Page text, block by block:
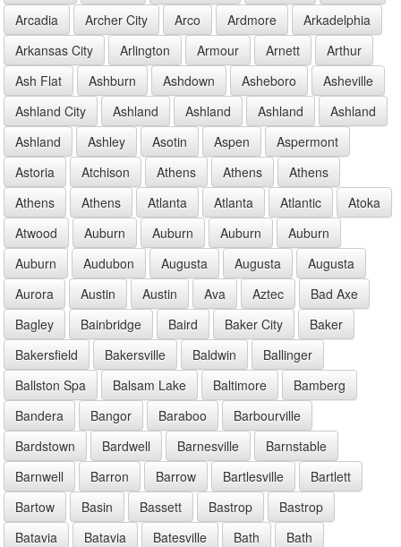
Arcadia
Archer City Arco Ardmore
Arkadelphia
Arkansas City
Arlington Armour Arnett
Arthur
Ash Flat
Ashburn Ashdown Asheboro
Asheville
Ashland City
Ashland Ashland Ashland
Ashland
Ashland
Ashley Asotin Aspen
Aspermont
Astoria
Atchison Athens Athens
Athens
Athens
Athens Atlanta Atlanta Atlantic
Atoka
Atwood
Auburn Auburn Auburn
Auburn
Auburn
Audubon Augusta Augusta
Augusta
Aurora
Austin Austin Ava Aztec
Bad Axe
Bagley
Bainbridge Baird Baker City
Baker
Bakersfield
Bakersville Baldwin
Ballinger
Ballston Spa
Balsam Lake Baltimore
Bamberg
Bandera
Bangor Baraboo
Barbourville
Bardstown
Bardwell Barnesville
Barnstable
Barnwell
Barron Barrow Bartlesville
Bartlett
Bartow
Basin Bassett Bastrop
Bastrop
Batavia
Batavia Batesville Bath
Bath